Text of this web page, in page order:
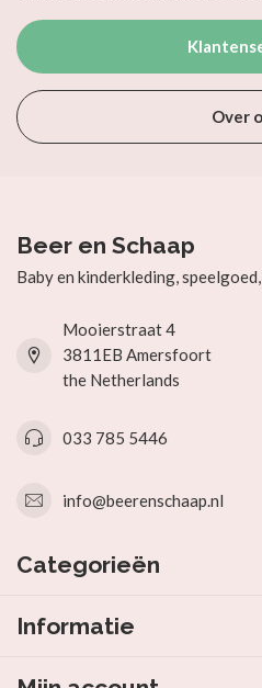
Over
Beer en Schaap
Baby en kinderkleding,
Mooierstraat 4
3811EB Amersfoort
the Netherlands
033 785 5446
info@beerenschaap.nl
Categorieën
Informatie